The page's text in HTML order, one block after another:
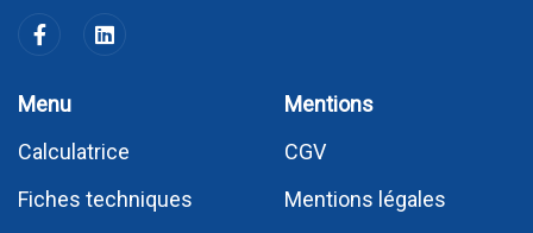
Menu
Calculatrice
Fiches techniques
Mentions
CGV
Mentions légales